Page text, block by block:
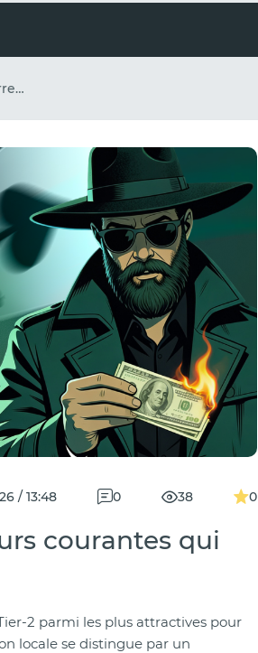
Jeux d'argent en Turquie : 5 erreurs courantes qui vous font perdre de l'argent
/ 13:48 0 38 0
courantes qui
2 parmi les plus attractives pour
locale se distingue par un